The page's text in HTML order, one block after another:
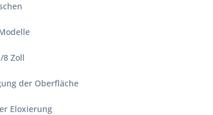
8 Zoll
der Oberfläche
Eloxierung